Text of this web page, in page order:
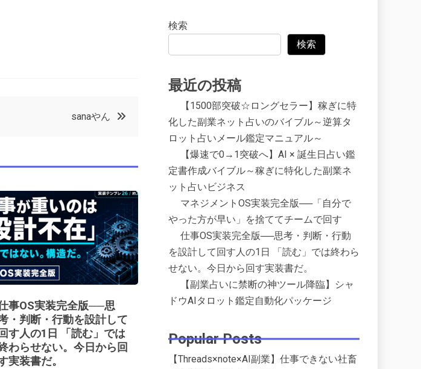
sanaやん
事OS実装完全版──思
・判断・行動を設計して
回す人の1日 「読む」では
わらせない。今日から回
実装書だ。
検索
検索
最近の投稿
【1500部突破☆ロングセラー】稼ぎに特
化した副業ネット占いのバイブル～逆算タ
ロット占いメール鑑定マニュアル～
【爆速で0→1突破へ】AI × 誕生日占い鑑
定書作成バイブル～稼ぎに特化した副業ネ
ット占いビジネス
マネジメントOS実装完全版──「自分で
やった方が早い」を捨ててチームで回す
仕事OS実装完全版──思考・判断・行動
を設計して回す人の1日 「読む」では終わら
せない。今日から回す実装書だ。
【副業占いに禁断の神ツール降臨】シャ
ドウAIタロット鑑定自動化パッケージ
Popular Posts
【Threads×note×AI副業】仕事できない社畜